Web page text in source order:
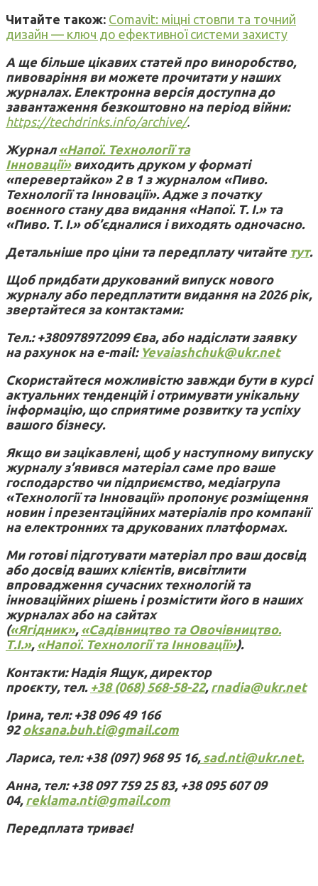
Читайте також: Comavit: міцні стовпи та точний
дизайн — ключ до ефективної системи захисту
А ще більше цікавих статей про виноробство,
пивоваріння ви можете прочитати у наших
журналах. Електронна версія доступна до
завантаження безкоштовно на період війни:
https://techdrinks.info/archive/.
Журнал «Напої. Технології та
Інновації»виходить друком у форматі
«перевертайко» 2 в 1 з журналом «Пиво.
Технології та Інновації». Адже з початку
воєнного стану два видання «Напої. Т. І.» та
«Пиво. Т. І.» об’єдналися і виходять одночасно.
Детальніше про ціни та передплату читайте тут.
Щоб придбати друкований випуск нового
журналу або передплатити видання на 2026 рік,
звертайтеся за контактами:
Тел.: +380978972099 Єва, або надіслати заявку
на рахунок на e-mail: Yevaiashchuk@ukr.net
Скористайтеся можливістю завжди бути в курсі
актуальних тенденцій і отримувати унікальну
інформацію, що сприятиме розвитку та успіху
вашого бізнесу.
Якщо ви зацікавлені, щоб у наступному випуску
журналу з’явився матеріал саме про ваше
господарство чи підприємство, медіагрупа
«Технології та Інновації» пропонує розміщення
новин і презентаційних матеріалів про компанії
на електронних та друкованих платформах.
Ми готові підготувати матеріал про ваш досвід
або досвід ваших клієнтів, висвітлити
впровадження сучасних технологій та
інноваційних рішень і розмістити його в наших
журналах або на сайтах
(«Ягідник», «Садівництво та Овочівництво.
Т.І.», «Напої. Технології та Інновації»).
Контакти: Надія Ящук, директор
проєкту, тел. +38 (068) 568-58-22, rnadia@ukr.net
Ірина, тел: +38 096 49 166
92oksana.buh.ti@gmail.com
Лариса, тел: +38 (097) 968 95 16,sad.nti@ukr.net.
Анна, тел: +38 097 759 25 83, +38 095 607 09
04, reklama.nti@gmail.com
Передплата триває!